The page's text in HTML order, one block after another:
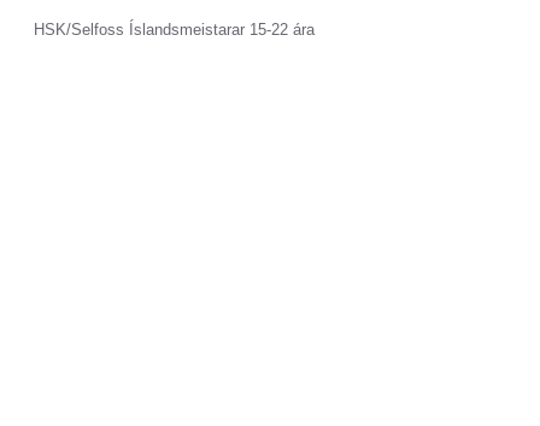
HSK/Selfoss Íslandsmeistarar 15-22 ára